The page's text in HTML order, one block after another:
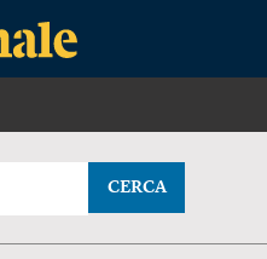
CERCA